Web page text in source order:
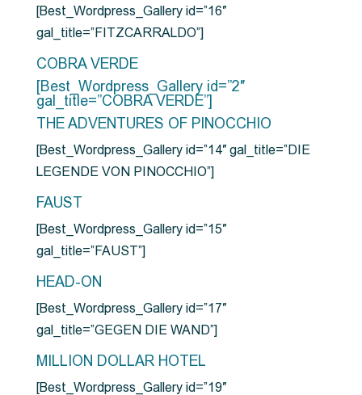
[Best_Wordpress_Gallery id=”16″
gal_title=”FITZCARRALDO”]
COBRA VERDE
[Best_Wordpress_Gallery id=”2″
gal_title=”COBRA VERDE”]
THE ADVENTURES OF PINOCCHIO
[Best_Wordpress_Gallery id=”14″ gal_title=”DIE
LEGENDE VON PINOCCHIO”]
FAUST
[Best_Wordpress_Gallery id=”15″
gal_title=”FAUST”]
HEAD-ON
[Best_Wordpress_Gallery id=”17″
gal_title=”GEGEN DIE WAND”]
MILLION DOLLAR HOTEL
[Best_Wordpress_Gallery id=”19″